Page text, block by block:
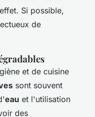
Si possible,
de
et de cuisine
sont souvent
eau et l'utilisation
des